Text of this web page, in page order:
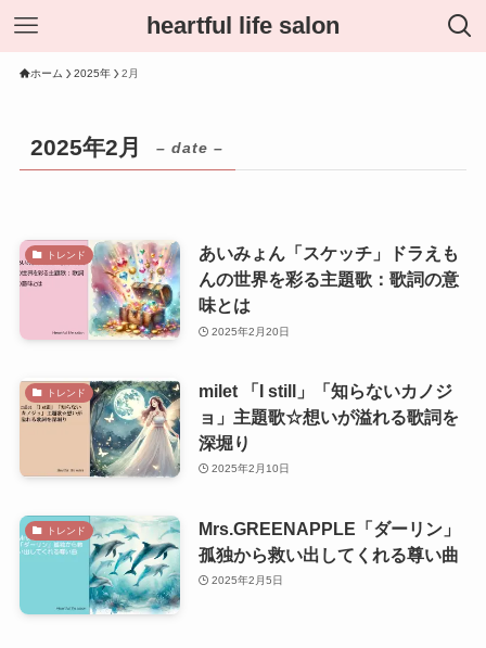
heartful life salon
ホーム 2025年 2月
2025年2月 – date –
トレンド
あいみょん「スケッチ」ドラえも
んの世界を彩る主題歌：歌詞の意
味とは
2025年2月20日
トレンド
milet 「I still」「知らないカノジ
ョ」主題歌☆想いが溢れる歌詞を
深堀り
2025年2月10日
トレンド
Mrs.GREENAPPLE「ダーリン」
孤独から救い出してくれる尊い曲
2025年2月5日